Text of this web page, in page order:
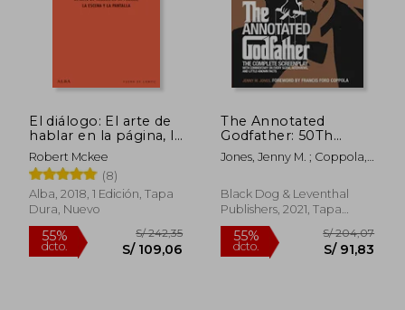
El diálogo: El arte de
hablar en la página, la
escena y la pantalla
Robert Mckee
(8)
Alba, 2018, 1 Edición, Tapa
Dura, Nuevo
The Annotated
Godfather: 50Th
Anniversary Edition
With the Complete
Commentary on
Every Scene,
Known Facts (en
Inglés)
Jones, Jenny M. ; Coppola,
Black Dog & Leventhal
Publishers, 2021, Tapa
Dura, Nuevo